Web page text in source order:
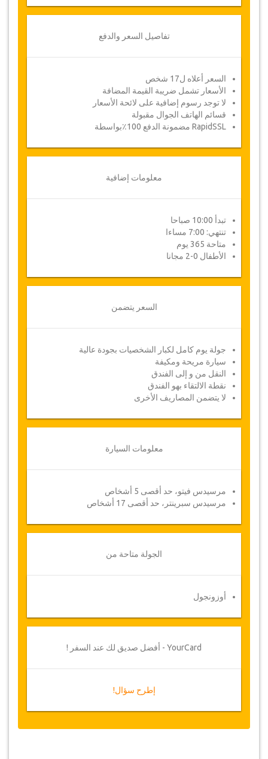
تفاصيل الخدمة لإدخال معلومات الحجز الخاصة بك
!اتبع جازيكورلد؟ .. انشر الخبر
تفاصيل السعر والدفع
السعر أعلاه ل17 شخص
الأسعار تشمل ضريبة القيمة المضافة
لا توجد رسوم إضافية على لائحة الأسعار
قسائم الهاتف الجوال مقبولة
RapidSSL مضمونة الدفع 100٪بواسطة
معلومات إضافية
تبدأ 10:00 صباحا
تنتهي: 7:00 مساءا
متاحة 365 يوم
الأطفال 0-2 مجانا
السعر يتضمن
جولة يوم كامل لكبار الشخصيات بجودة عالية
سيارة مريحة ومكيفة
النقل من و إلى الفندق
نقطة الالتقاء بهو الفندق
لا يتضمن المصاريف الأخرى
معلومات السيارة
مرسيدس فيتو، حد أقصى 5 أشخاص
مرسيدس سبرينتر، حد أقصى 17 أشخاص
الجولة متاحة من
أوزونجول
YourCard - أفضل صديق لك عند السفر !
إطرح سؤال!